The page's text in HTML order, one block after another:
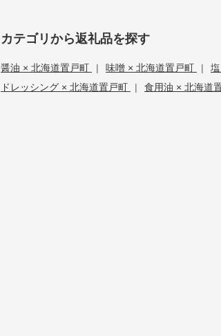
カテゴリから返礼品を探す
醤油 × 北海道置戸町 | 味噌 × 北海道置戸町 |
ドレッシング × 北海道置戸町
| 食用油 × 北海道